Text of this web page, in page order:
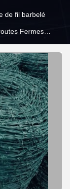
de fil barbelé
Fermes